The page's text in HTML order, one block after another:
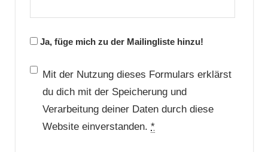
Ja, füge mich zu der Mailingliste hinzu!
Mit der Nutzung dieses Formulars erklärst
du dich mit der Speicherung und
Verarbeitung deiner Daten durch diese
Website einverstanden. *